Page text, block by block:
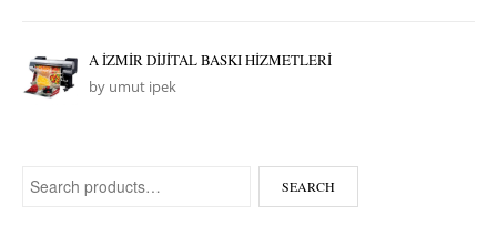
A İZMİR DİJİTAL BASKI HİZMETLERİ
by umut ipek
Search for: SEARCH